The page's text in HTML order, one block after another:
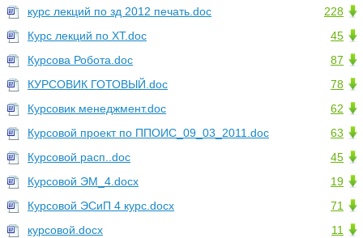
228
курс лекций по зд 2012 печать.doc
45
Курс лекций по ХТ.doc
87
Курсова Робота.doc
78
КУРСОВИК ГОТОВЫЙ.doc
62
Курсовик менеджмент.doc
63
Курсовой проект по ППОИС_09_03_2011.doc
45
Курсовой расп..doc
19
Курсовой ЭМ_4.docx
71
Курсовой ЭСиП 4 курс.docx
11
курсовой.docx